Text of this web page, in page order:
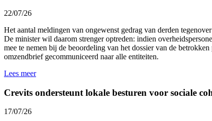
22/07/26
Het aantal meldingen van ongewenst gedrag van derden
De minister wil daarom strenger optreden: indien
mee te nemen bij de beoordeling van het dossier van de
omzendbrief gecommuniceerd naar alle entiteiten.
Lees meer
Crevits ondersteunt lokale besturen voor sociale
17/07/26